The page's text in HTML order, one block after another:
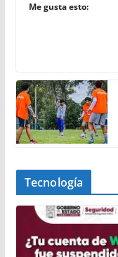
Me gusta esto:
Tecnología